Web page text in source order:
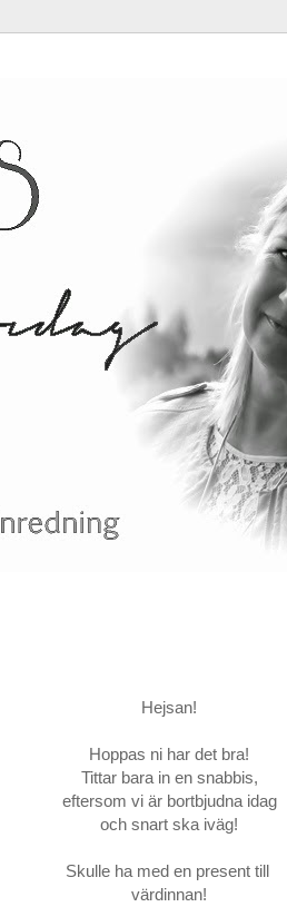
Hejsan!
Hoppas ni har det bra!
Tittar bara in en snabbis,
eftersom vi är bortbjudna idag
och snart ska iväg!
Skulle ha med en present till
värdinnan!